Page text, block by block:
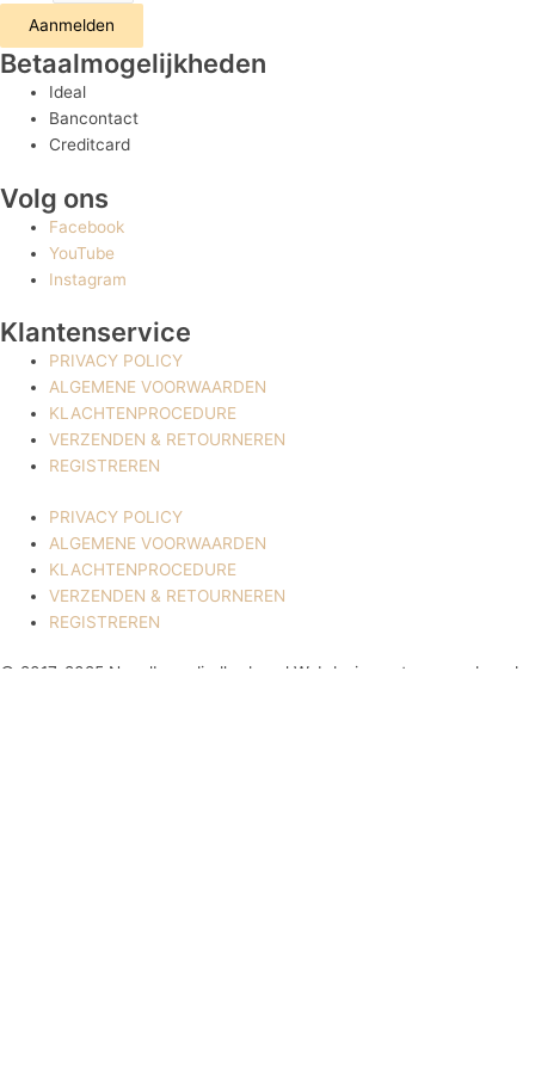
Aanmelden
Betaalmogelijkheden
Ideal
Bancontact
Creditcard
Volg ons
Facebook
YouTube
Instagram
Klantenservice
PRIVACY POLICY
ALGEMENE VOORWAARDEN
KLACHTENPROCEDURE
VERZENDEN & RETOURNEREN
REGISTREREN
PRIVACY POLICY
ALGEMENE VOORWAARDEN
KLACHTENPROCEDURE
VERZENDEN & RETOURNEREN
REGISTREREN
© 2017-2025 Nagelbenodigdheden.nl Webdesign ontworpen door de